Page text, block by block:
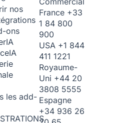
nos
ons
IA
IA
les add-
France +33
1 84 800
900
USA +1 844
411 1221
Royaume-
Uni +44 20
3808 5555
Espagne
+34 936 26